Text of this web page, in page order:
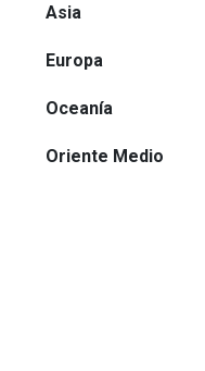
Asia
Europa
Oceanía
Oriente Medio